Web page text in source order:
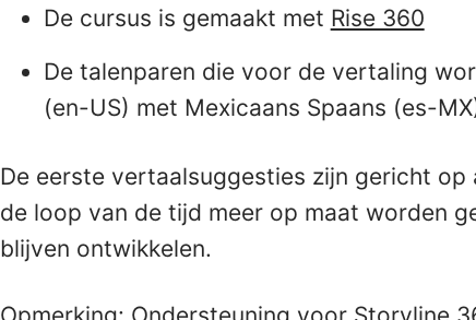
De cursus is gemaakt met Rise 360
De talenparen die voor de vertaling
(en-US) met Mexicaans Spaans (es-
De eerste vertaalsuggesties zijn gericht op
de loop van de tijd meer op maat worden
blijven ontwikkelen.